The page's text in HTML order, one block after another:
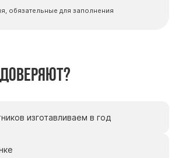
Цоколь из гранита
для ограды чугун
Тротуарная плитка
обязательные для заполнения
изготавливаем в год